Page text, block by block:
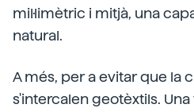
mil·limètric i mitjà, una
natural.
A més, per a evitar que la
s'intercalen geotèxtils. Una